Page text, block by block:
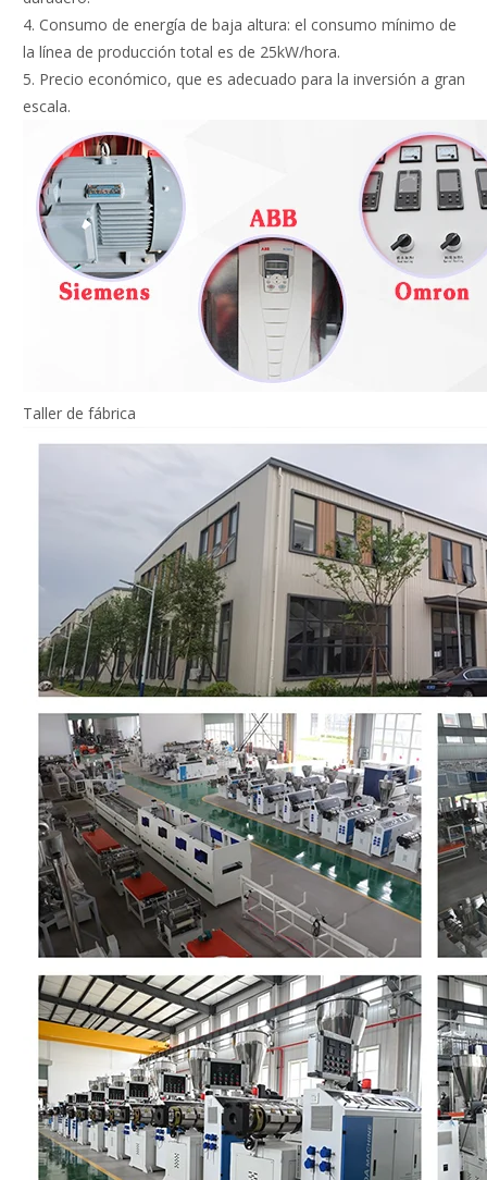
4. Consumo de energía de baja altura: el consumo mínimo de
la línea de producción total es de 25kW/hora.
5. Precio económico, que es adecuado para la inversión a gran
escala.
Taller de fábrica